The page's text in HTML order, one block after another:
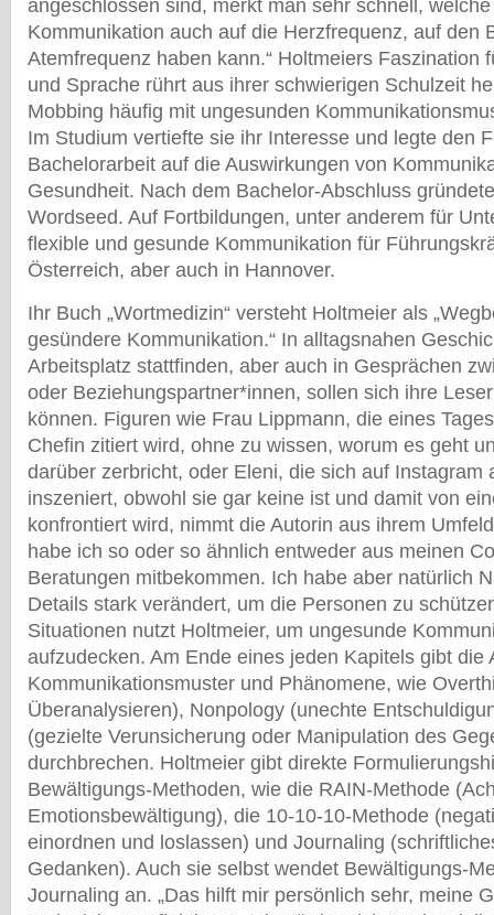
angeschlossen sind, merkt man sehr schnell,
Kommunikation auch auf die Herzfrequenz, auf den
Atemfrequenz haben kann.“ Holtmeiers Faszination
und Sprache rührt aus ihrer schwierigen Schulzeit
Mobbing häufig mit ungesunden
Im Studium vertiefte sie ihr Interesse und legte den
Bachelorarbeit auf die Auswirkungen von
Gesundheit. Nach dem Bachelor-Abschluss
Wordseed. Auf Fortbildungen, unter anderem für
flexible und gesunde Kommunikation für
Österreich, aber auch in Hannover.
Ihr Buch „Wortmedizin“ versteht Holtmeier als
gesündere Kommunikation.“ In alltagsnahen
Arbeitsplatz stattfinden, aber auch in Gesprächen
oder Beziehungspartner*innen, sollen sich ihre
können. Figuren wie Frau Lippmann, die eines
Chefin zitiert wird, ohne zu wissen, worum es geht
darüber zerbricht, oder Eleni, die sich auf Instagram
inszeniert, obwohl sie gar keine ist und damit von
konfrontiert wird, nimmt die Autorin aus ihrem
habe ich so oder so ähnlich entweder aus meinen
Beratungen mitbekommen. Ich habe aber natürlich
Details stark verändert, um die Personen zu
Situationen nutzt Holtmeier, um ungesunde
aufzudecken. Am Ende eines jeden Kapitels gibt die
Kommunikationsmuster und Phänomene, wie
Überanalysieren), Nonpology (unechte
(gezielte Verunsicherung oder Manipulation des
durchbrechen. Holtmeier gibt direkte
Bewältigungs-Methoden, wie die RAIN-Methode
Emotionsbewältigung), die 10-10-10-Methode
einordnen und loslassen) und Journaling
Gedanken). Auch sie selbst wendet Bewältigungs-
Journaling an. „Das hilft mir persönlich sehr, meine